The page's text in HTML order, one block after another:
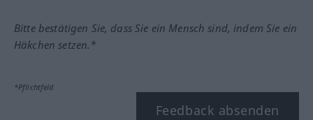
Bitte bestätigen Sie, dass Sie ein Mensch sind, indem Sie ein
Häkchen setzen.*
*Pflichtfeld
Feedback absenden